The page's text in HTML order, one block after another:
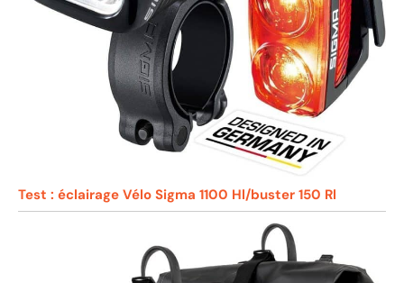
Test : éclairage Vélo Sigma 1100 Hl/buster 150 Rl